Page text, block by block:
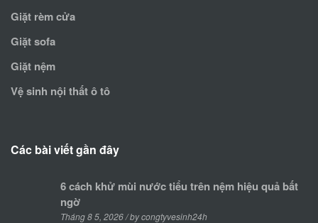
Giặt rèm cửa
Giặt sofa
Giặt nệm
Vệ sinh nội thất ô tô
Các bài viết gần đây
6 cách khử mùi nước tiểu trên nệm hiệu quả bất
ngờ
Tháng 8 5, 2026 / by congtyvesinh24h